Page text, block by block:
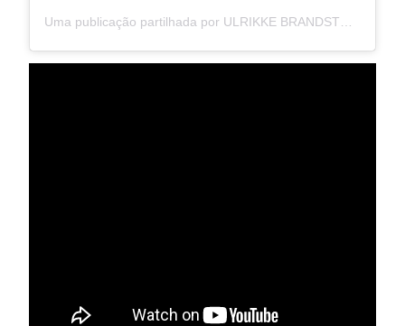
Uma publicação partilhada por ULRIKKE BRANDSTORP (@ulrikkeofficial)